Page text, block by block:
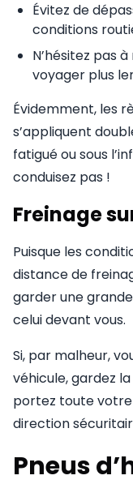
Évitez de
conditions
N’hésitez pas
voyager plus
Évidemment, les
s’appliquent
fatigué ou sous
conduisez pas !
Freinage
Puisque les
distance de
garder une
celui devant vous.
Si, par malheur,
véhicule, gardez
portez toute
direction
Pneus